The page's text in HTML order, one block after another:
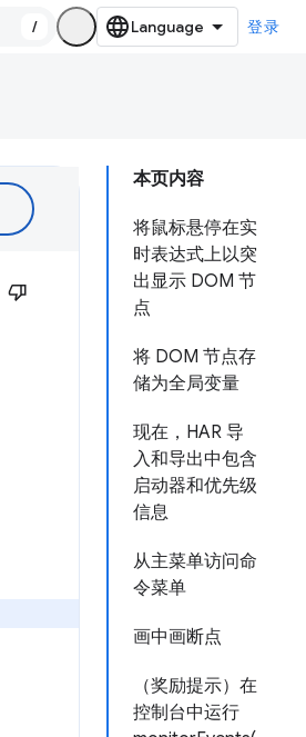
/ 登录
本页内容
将鼠标悬停在实
时表达式上以突
出显示 DOM 节
点
将 DOM 节点存
储为全局变量
现在，HAR 导
入和导出中包含
启动器和优先级
信息
从主菜单访问命
令菜单
画中画断点
（奖励提示）在
控制台中运行